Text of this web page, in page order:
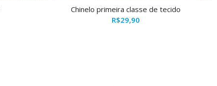
Chinelo primeira classe de tecido
R$29,90